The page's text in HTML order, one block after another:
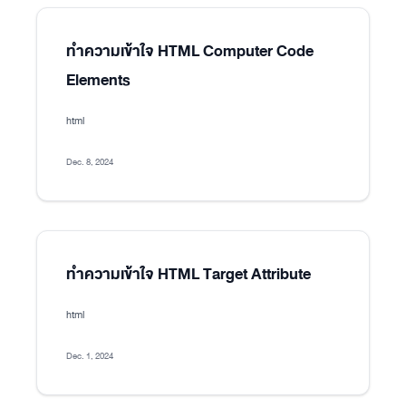
ทำความเข้าใจ HTML Computer Code
Elements
html
Dec. 8, 2024
ทำความเข้าใจ HTML Target Attribute
html
Dec. 1, 2024